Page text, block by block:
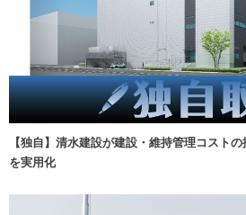
【独自】清水建設が建設・維持管理コスト
を実用化